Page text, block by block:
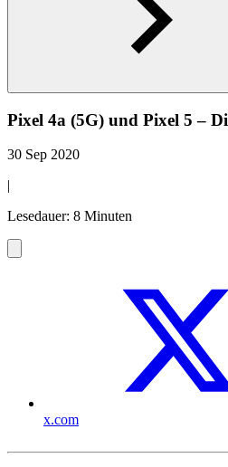
Pixel 4a (5G) und Pixel 5 –
30 Sep 2020
|
Lesedauer: 8 Minuten
x.com